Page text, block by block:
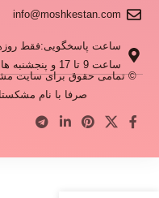
info@moshkestan.com
ساعت پاسخگویی:فقط
ساعت 9 تا 17 و پنجشنبه ها 9 تا 13
© تمامی حقوق برای سایت
صرفا با نام